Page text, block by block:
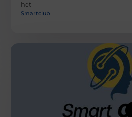
het
Smartclub